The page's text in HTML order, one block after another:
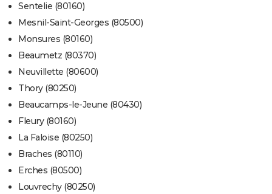
Sentelie (80160)
Mesnil-Saint-Georges (80500)
Monsures (80160)
Beaumetz (80370)
Neuvillette (80600)
Thory (80250)
Beaucamps-le-Jeune (80430)
Fleury (80160)
La Faloise (80250)
Braches (80110)
Erches (80500)
Louvrechy (80250)